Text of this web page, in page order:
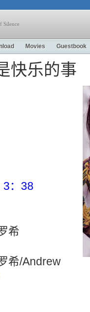
Silence
Movies Guestbook
快乐的事
3：38
希
希/Andrew